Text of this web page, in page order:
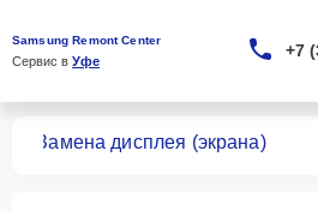
Samsung Remont Center
Сервис в Уфе
+7
Замена дисплея (экрана)